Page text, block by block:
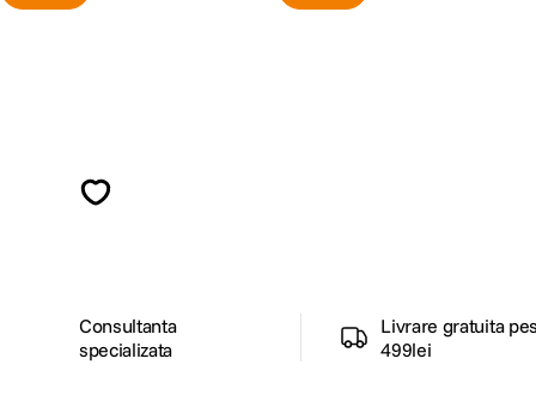
Consultanta
specializata
Livrare gratuita
499lei